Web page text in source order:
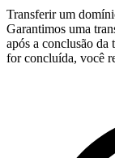
Transferir um
Garantimos uma
após a conclusão da
for concluída, você